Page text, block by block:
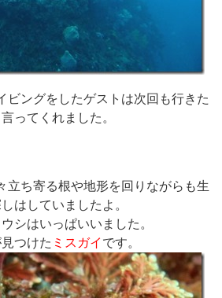
ビングをしたゲストは次回も行きた
ってくれました。
立ち寄る根や地形を回りながらも生
はしていましたよ。
シはいっぱいいました。
つけた ミスガイ です。